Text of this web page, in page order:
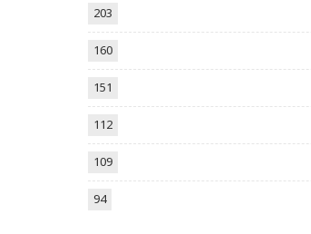
203
160
151
112
109
94